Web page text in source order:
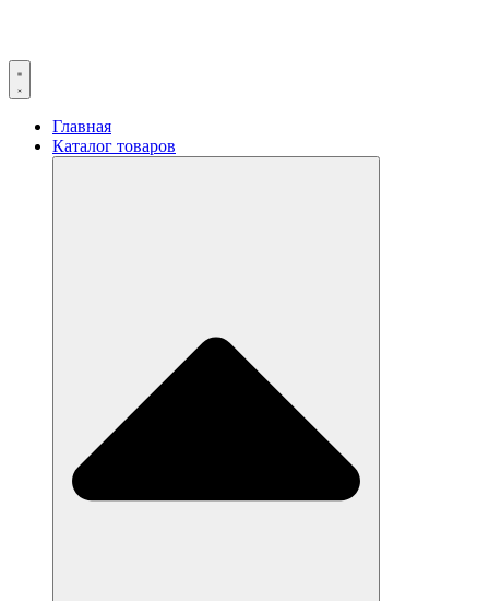
Главная
Каталог товаров